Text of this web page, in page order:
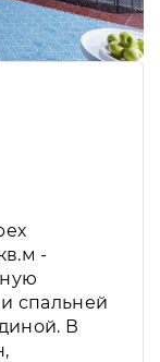
-
спальней
В